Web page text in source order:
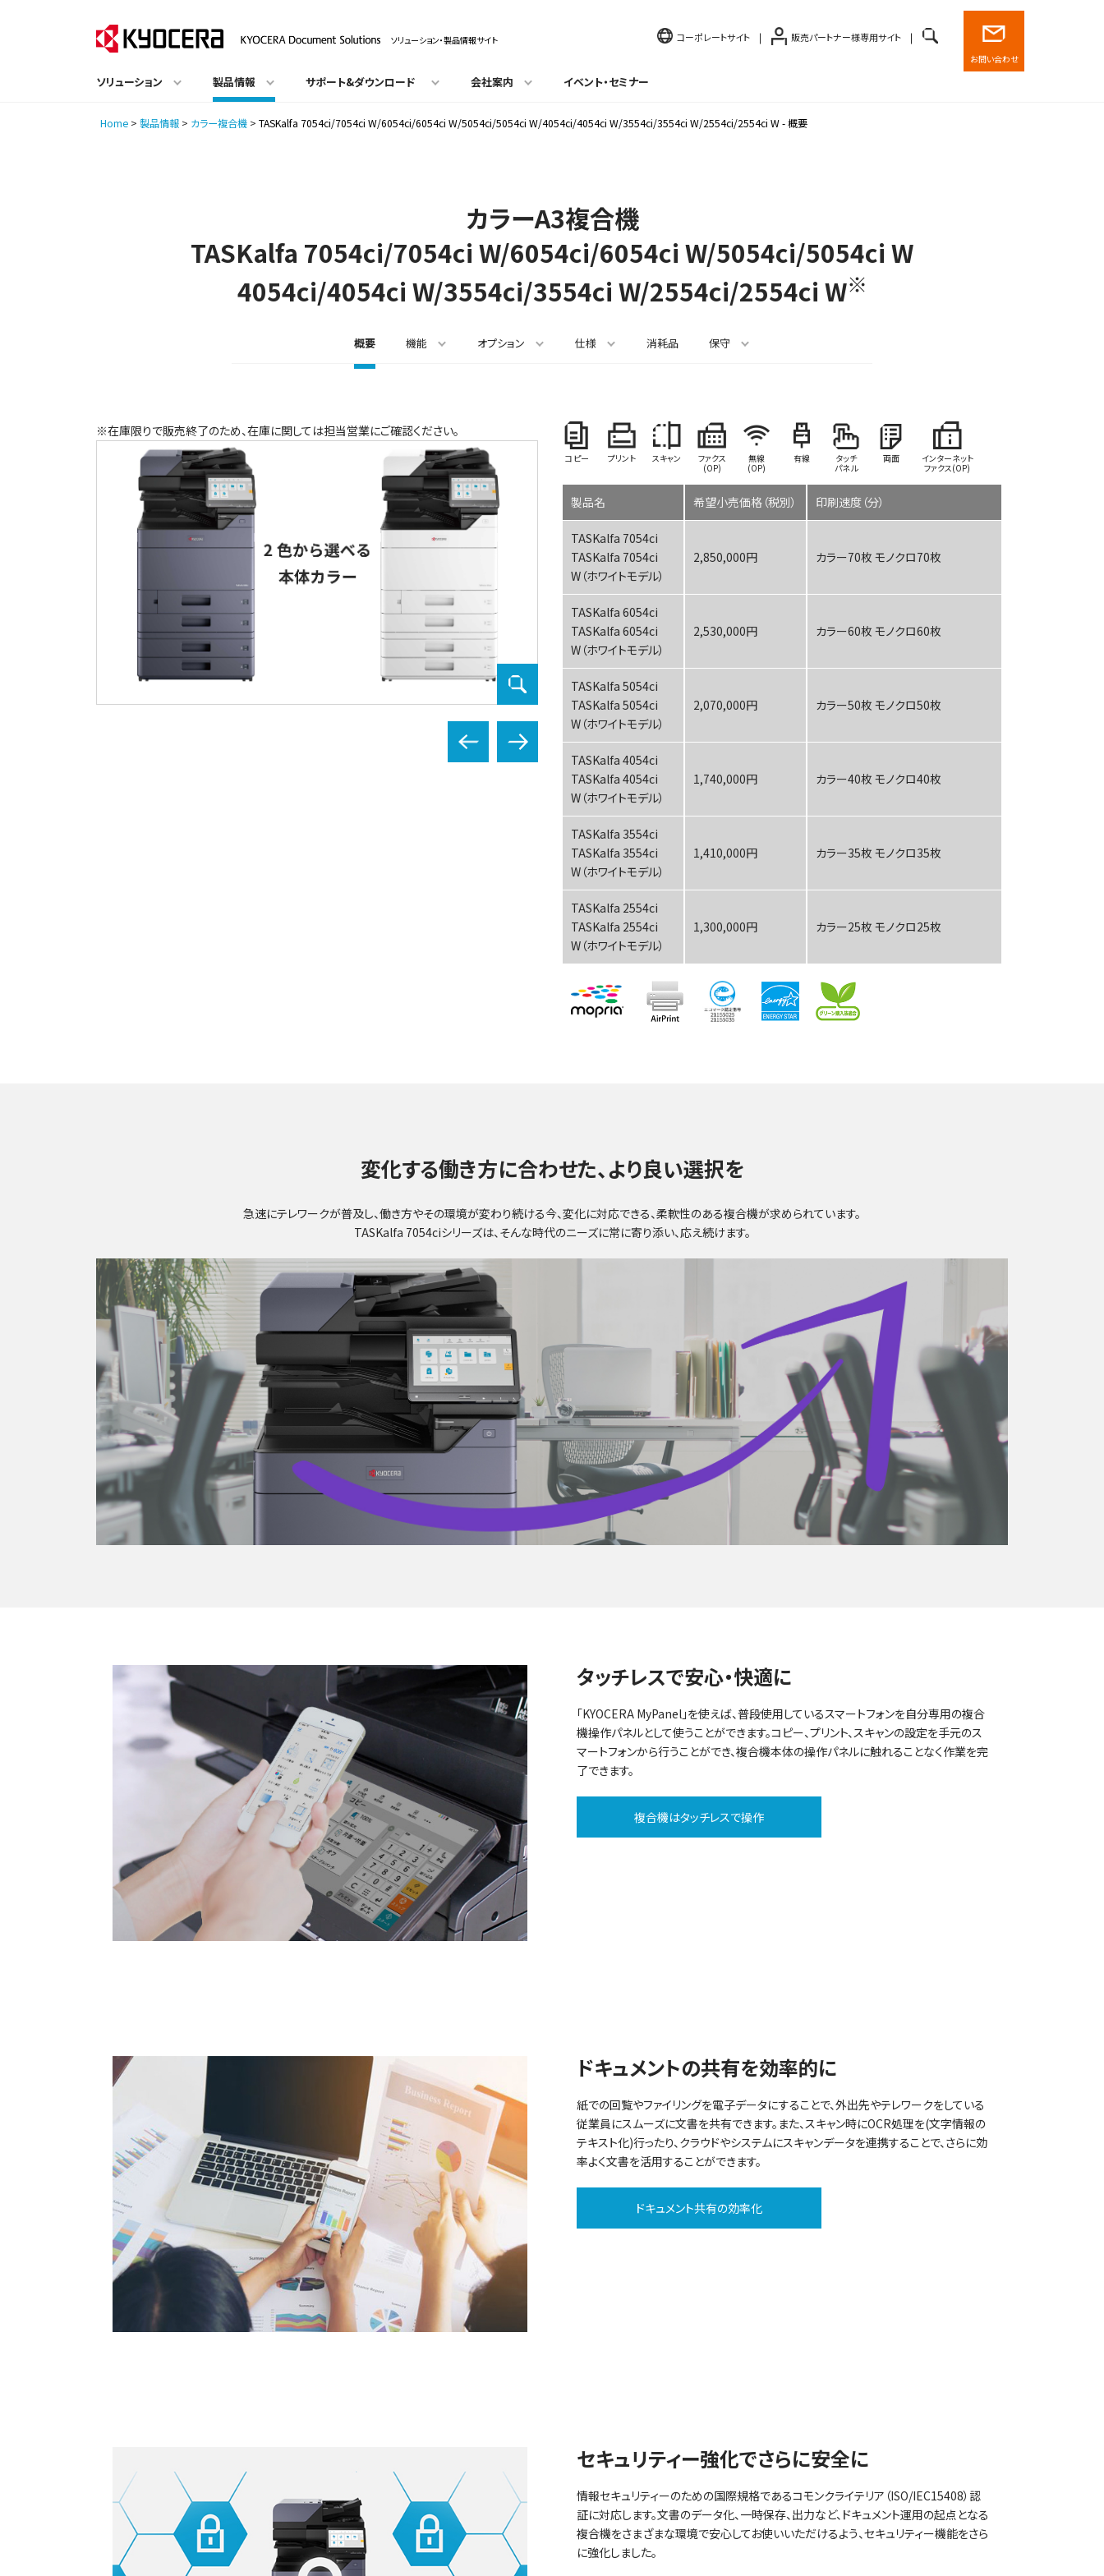
ソリューション・製品情報サイト コーポレートサイト 販売パートナー様専用サイト
お問い合わせ
ソリューション 製品情報 サポート&ダウンロード 会社案内 イベント・セミナー
Home > 製品情報 > カラー複合機 > TASKalfa 7054ci/7054ci W/6054ci/6054ci W/5054ci/5054ci W/4054ci/4054ci W/3554ci/3554ci W/2554ci/2554ci W - 概要
カラーA3複合機
TASKalfa 7054ci/7054ci W/6054ci/6054ci W/5054ci/5054ci W
4054ci/4054ci W/3554ci/3554ci W/2554ci/2554ci W※
概要 機能 オプション 仕様 消耗品 保守
※在庫限りで販売終了のため、在庫に関しては担当営業にご確認ください。
TASKalfa 2554ci
コピー プリント スキャン
ファクス
(OP)
無線
(OP)
有線
タッチ
パネル
両面
インターネット
ファクス(OP)
製品名 希望小売価格（税別） 印刷速度（分）
TASKalfa 7054ci
TASKalfa 7054ci
W（ホワイトモデル）
2,850,000円 カラー70枚 モノクロ70枚
TASKalfa 6054ci
TASKalfa 6054ci
W（ホワイトモデル）
2,530,000円 カラー60枚 モノクロ60枚
TASKalfa 5054ci
TASKalfa 5054ci
W（ホワイトモデル）
2,070,000円 カラー50枚 モノクロ50枚
TASKalfa 4054ci
TASKalfa 4054ci
W（ホワイトモデル）
1,740,000円 カラー40枚 モノクロ40枚
TASKalfa 3554ci
TASKalfa 3554ci
W（ホワイトモデル）
1,410,000円 カラー35枚 モノクロ35枚
TASKalfa 2554ci
TASKalfa 2554ci
W（ホワイトモデル）
1,300,000円 カラー25枚 モノクロ25枚
変化する働き方に合わせた、より良い選択を
急速にテレワークが普及し、働き方やその環境が変わり続ける今、変化に対応できる、柔軟性のある複合機が求められています。
TASKalfa 7054ciシリーズは、そんな時代のニーズに常に寄り添い、応え続けます。
タッチレスで安心・快適に
「KYOCERA MyPanel」を使えば、普段使用しているスマートフォンを自分専用の複合
機操作パネルとして使うことができます。コピー、プリント、スキャンの設定を手元のス
マートフォンから行うことができ、複合機本体の操作パネルに触れることなく作業を完
了できます。
複合機はタッチレスで操作
ドキュメントの共有を効率的に
紙での回覧やファイリングを電子データにすることで、外出先やテレワークをしている
従業員にスムーズに文書を共有できます。また、スキャン時にOCR処理を(文字情報の
テキスト化)行ったり、クラウドやシステムにスキャンデータを連携することで、さらに効
率よく文書を活用することができます。
ドキュメント共有の効率化
セキュリティー強化でさらに安全に
情報セキュリティーのための国際規格であるコモンクライテリア（ISO/IEC15408）認
証に対応します。文書のデータ化、一時保存、出力など、ドキュメント運用の起点となる
複合機をさまざまな環境で安心してお使いいただけるよう、セキュリティー機能をさら
に強化しました。